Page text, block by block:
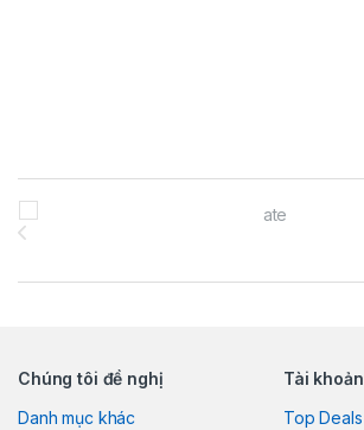
Brands Carousel
Chúng tôi đề nghị
Danh mục khác
Tài khoản
Top Deals